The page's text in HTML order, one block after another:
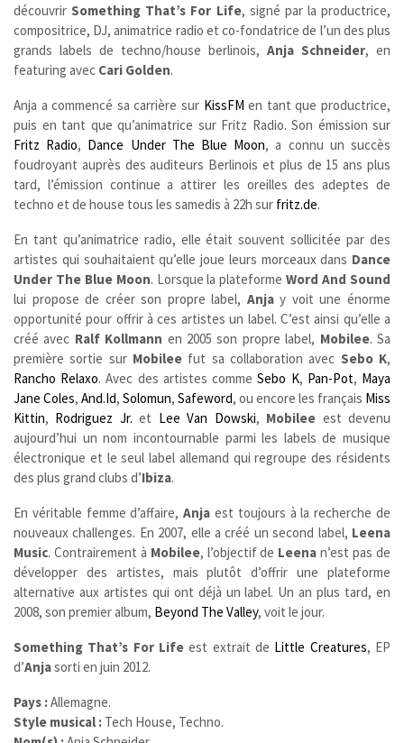
découvrirSomething That’s For Life, signé par la productrice,
compositrice, DJ, animatrice radio et co-fondatrice de l’un des plus
grands labels de techno/house berlinois, Anja Schneider, en
featuring avec Cari Golden.
Anja a commencé sa carrière sur KissFM en tant que productrice,
puis en tant que qu’animatrice sur Fritz Radio. Son émission sur
Fritz Radio, Dance Under The Blue Moon, a connu un succès
foudroyant auprès des auditeurs Berlinois et plus de 15 ans plus
tard, l’émission continue a attirer les oreilles des adeptes de
techno et de house tous les samedis à 22h sur fritz.de.
En tant qu’animatrice radio, elle était souvent sollicitée par des
artistes qui souhaitaient qu’elle joue leurs morceaux dans Dance
Under The Blue Moon. Lorsque la plateformeWord And Sound
lui propose de créer son propre label, Anjay voit une énorme
opportunité pour offrir à ces artistes un label. C’est ainsi qu’elle a
créé avec Ralf Kollmann en 2005 son propre label, Mobilee. Sa
première sortie sur Mobilee fut sa collaboration avec Sebo K,
Rancho Relaxo. Avec des artistes commeSebo K, Pan-Pot, Maya
Jane Coles, And.Id, Solomun, Safeword, ou encore les français Miss
Kittin, Rodriguez Jr. et Lee Van Dowski, Mobilee est devenu
aujourd’hui un nom incontournable parmi les labels de musique
électronique et le seul label allemand qui regroupe des résidents
des plus grand clubs d’Ibiza.
En véritable femme d’affaire,Anja est toujours à la recherche de
nouveaux challenges. En 2007, elle a créé un second label, Leena
Music. Contrairement à Mobilee, l’objectif de Leena n’est pas de
développer des artistes, mais plutôt d’offrir une plateforme
alternative aux artistes qui ont déjà un label. Un an plus tard, en
2008, son premier album, Beyond The Valley, voit le jour.
Something That’s For Life est extrait de Little Creatures, EP
d’Anjasorti en juin 2012.
Pays :Allemagne.
Style musical : Tech House, Techno.